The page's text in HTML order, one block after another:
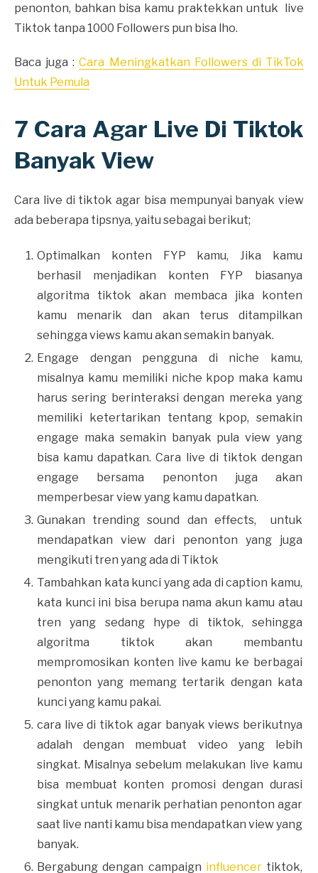
penonton, bahkan bisa kamu praktekkan untuk live
Tiktok tanpa 1000 Followers pun bisa lho.
Baca juga :Cara Meningkatkan Followers di TikTok
Untuk Pemula
7 Cara Agar Live Di Tiktok
Banyak View
Cara live di tiktok agar bisa mempunyai banyak view
ada beberapa tipsnya, yaitu sebagai berikut;
Optimalkan konten FYP kamu, Jika kamu
berhasil menjadikan konten FYP biasanya
algoritma tiktok akan membaca jika konten
kamu menarik dan akan terus ditampilkan
sehingga views kamu akan semakin banyak.
Engage dengan pengguna di niche kamu,
misalnya kamu memiliki niche kpop maka kamu
harus sering berinteraksi dengan mereka yang
memiliki ketertarikan tentang kpop, semakin
engage maka semakin banyak pula view yang
bisa kamu dapatkan. Cara live di tiktok dengan
engage bersama penonton juga akan
memperbesar view yang kamu dapatkan.
Gunakan trending sound dan effects, untuk
mendapatkan view dari penonton yang juga
mengikuti tren yang ada di Tiktok
Tambahkan kata kunci yang ada di caption kamu,
kata kunci ini bisa berupa nama akun kamu atau
tren yang sedang hype di tiktok, sehingga
algoritma tiktok akan membantu
mempromosikan konten live kamu ke berbagai
penonton yang memang tertarik dengan kata
kunci yang kamu pakai.
cara live di tiktok agar banyak views berikutnya
adalah dengan membuat video yang lebih
singkat. Misalnya sebelum melakukan live kamu
bisa membuat konten promosi dengan durasi
singkat untuk menarik perhatian penonton agar
saat live nanti kamu bisa mendapatkan view yang
banyak.
Bergabung dengan campaign influencertiktok,